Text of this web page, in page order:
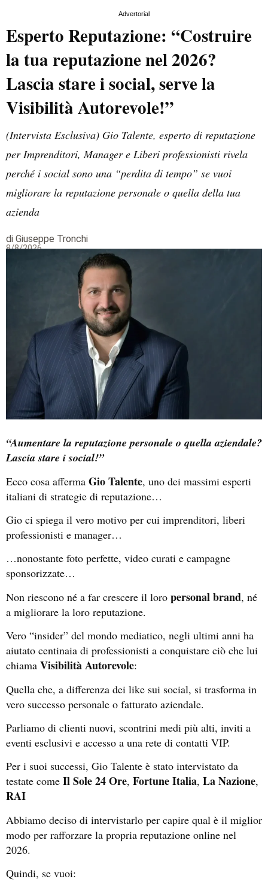
Advertorial
Esperto Reputazione: “Costruire
la tua reputazione nel 2026?
Lascia stare i social, serve la
Visibilità Autorevole!”
(Intervista Esclusiva) Gio Talente, esperto di reputazione
per Imprenditori, Manager e Liberi professionisti rivela
perché i social sono una “perdita di tempo” se vuoi
migliorare la reputazione personale o quella della tua
azienda
di Giuseppe Tronchi
8/8/2026
“Aumentare la reputazione personale o quella aziendale?
Lascia stare i social!”
Ecco cosa afferma Gio Talente, uno dei massimi esperti
italiani di strategie di reputazione…
Gio ci spiega il vero motivo per cui imprenditori, liberi
professionisti e manager…
…nonostante foto perfette, video curati e campagne
sponsorizzate…
Non riescono né a far crescere il loro personal brand, né
a migliorare la loro reputazione.
Vero “insider” del mondo mediatico, negli ultimi anni ha
aiutato centinaia di professionisti a conquistare ciò che lui
chiama Visibilità Autorevole:
Quella che, a differenza dei like sui social, si trasforma in
vero successo personale o fatturato aziendale.
Parliamo di clienti nuovi, scontrini medi più alti, inviti a
eventi esclusivi e accesso a una rete di contatti VIP.
Per i suoi successi, Gio Talente è stato intervistato da
testate come Il Sole 24 Ore, Fortune Italia, La Nazione,
RAI
Abbiamo deciso di intervistarlo per capire qual è il miglior
modo per rafforzare la propria reputazione online nel
2026.
Quindi, se vuoi: